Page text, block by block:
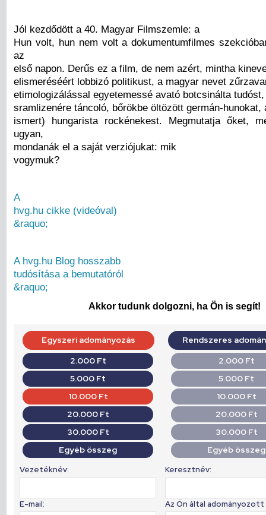
Jól kezdődött a 40. Magyar Filmszemle: a
Hun volt, hun nem volt a dokumentumfilmes
az
első napon. Derűs ez a film, de nem azért, mintha
elismeréséért lobbizó politikust, a magyar nevet
etimologizálással egyetemessé avató botcsinálta
sramlizenére táncoló, bőrökbe öltözött germán-hunokat,
ismert) hungarista rockénekest. Megmutatja őket,
ugyan,
mondanák el a saját verziójukat: mik
vogymuk?
A
hvg.hu cikke (videóval)
&raquo;
A hvg.hu Blog hosszabb
tudósítása a bemutatóról
&raquo;
Akkor tudunk dolgozni, ha Ön is segít!